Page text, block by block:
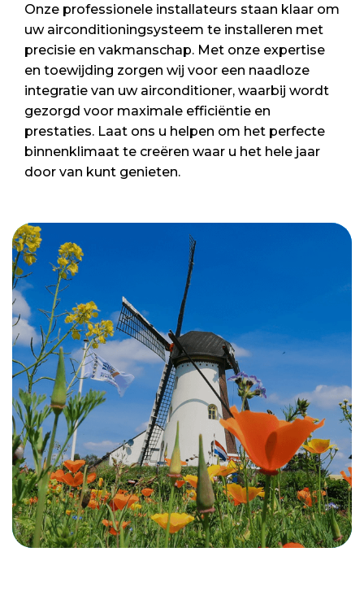
Onze professionele installateurs staan klaar om
uw airconditioningsysteem te installeren met
precisie en vakmanschap. Met onze expertise
en toewijding zorgen wij voor een naadloze
integratie van uw airconditioner, waarbij wordt
gezorgd voor maximale efficiëntie en
prestaties. Laat ons u helpen om het perfecte
binnenklimaat te creëren waar u het hele jaar
door van kunt genieten.